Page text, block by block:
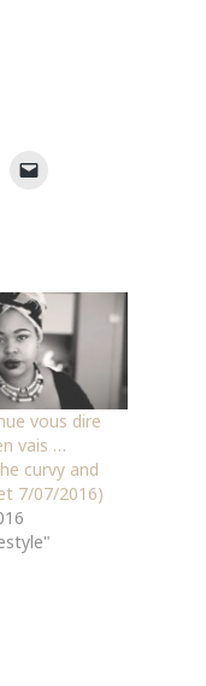
vous dire
vais …
curvy and
7/07/2016)